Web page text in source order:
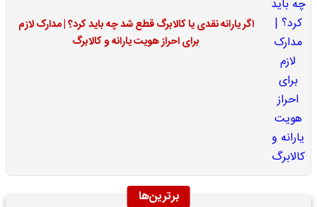
اگر یارانه نقدی یا کالابرگ قطع شد چه باید کرد؟ | مدارک لازم
برای احراز هویت یارانه و کالابرگ
برترین‌ها